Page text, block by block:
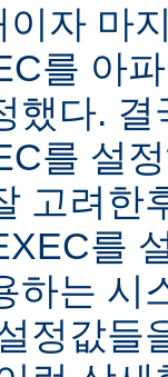
이자 마
를 아
했다.
를 설
고려한
를
하는 시
정값들